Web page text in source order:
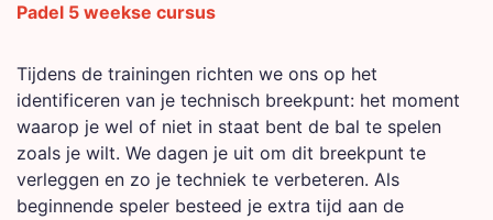
Padel 5 weekse cursus
Tijdens de trainingen richten we ons op het
identificeren van je technisch breekpunt: het moment
waarop je wel of niet in staat bent de bal te spelen
zoals je wilt. We dagen je uit om dit breekpunt te
verleggen en zo je techniek te verbeteren. Als
beginnende speler besteed je extra tijd aan de